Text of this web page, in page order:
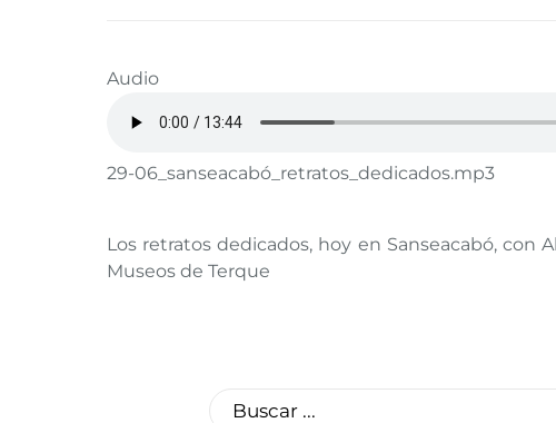
Audio
29-06_sanseacabó_retratos_dedicados.mp3
Los retratos dedicados, hoy en Sanseacabó, con
Museos de Terque